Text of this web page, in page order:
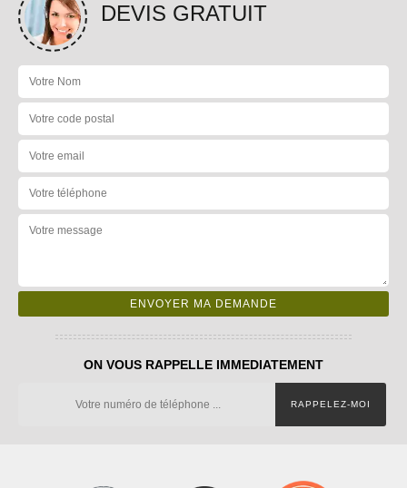
DEVIS GRATUIT
ON VOUS RAPPELLE IMMEDIATEMENT